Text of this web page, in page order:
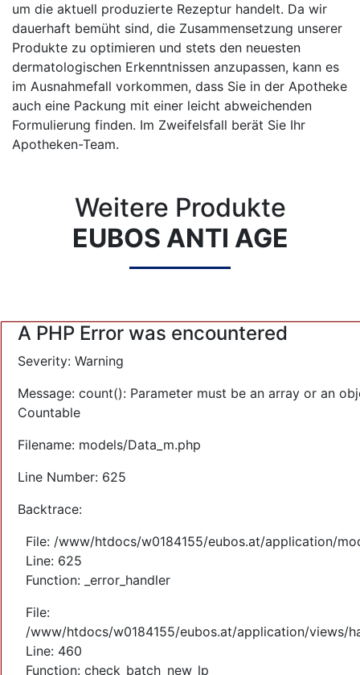
um die aktuell produzierte Rezeptur handelt. Da wir
dauerhaft bemüht sind, die Zusammensetzung unserer
Produkte zu optimieren und stets den neuesten
dermatologischen Erkenntnissen anzupassen, kann es
im Ausnahmefall vorkommen, dass Sie in der Apotheke
auch eine Packung mit einer leicht abweichenden
Formulierung finden. Im Zweifelsfall berät Sie Ihr
Apotheken-Team.
Weitere Produkte
EUBOS ANTI AGE
A PHP Error was encountered
Severity: Warning
Message: count(): Parameter must be an array or an
Countable
Filename: models/Data_m.php
Line Number: 625
Backtrace:
File: /www/htdocs/w0184155/eubos.at/application/
Line: 625
Function: _error_handler
File:
/www/htdocs/w0184155/eubos.at/application/views/
Line: 460
Function: check_batch_new_lp